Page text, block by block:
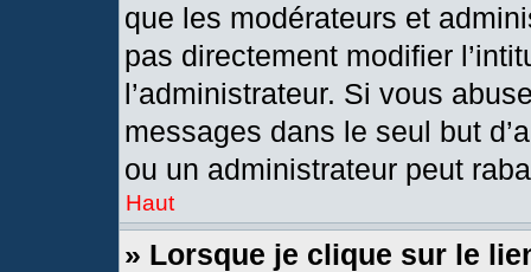
que les modérateurs et
pas directement modifier
l’administrateur. Si vous
messages dans le seul but
ou un administrateur peut
Haut
» Lorsque je clique sur le